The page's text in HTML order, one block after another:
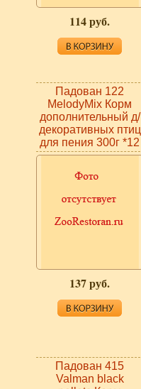
114 руб.
Падован 122
MelodyMix Корм
дополнительный д/
декоративных птиц
для пения 300г *12
137 руб.
Падован 415
Valman black